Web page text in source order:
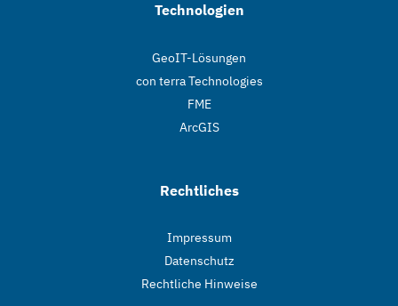
Technologien
GeoIT-Lösungen
con terra Technologies
FME
ArcGIS
Rechtliches
Impressum
Datenschutz
Rechtliche Hinweise